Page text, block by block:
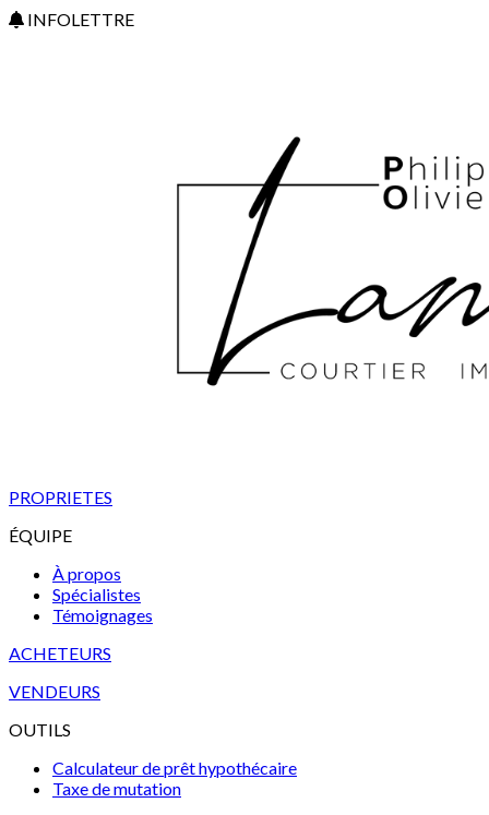
INFOLETTRE
PROPRIETES
ÉQUIPE
À propos
Spécialistes
Témoignages
ACHETEURS
VENDEURS
OUTILS
Calculateur de prêt hypothécaire
Taxe de mutation